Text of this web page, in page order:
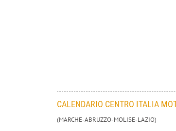
CALENDARIO CENTRO ITALIA
(MARCHE-ABRUZZO-MOLISE-LAZIO)